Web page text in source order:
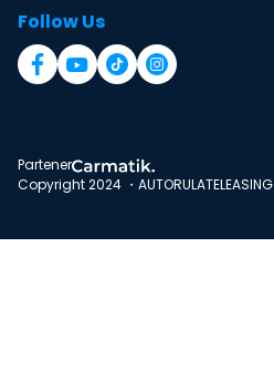
Follow Us
Partener
Copyright 2024 ・AUTORULATELEASING